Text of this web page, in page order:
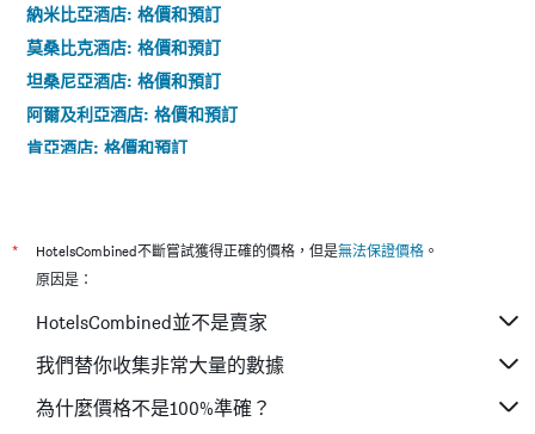
納米比亞酒店: 格價和預訂
莫桑比克酒店: 格價和預訂
坦桑尼亞酒店: 格價和預訂
阿爾及利亞酒店: 格價和預訂
肯亞酒店: 格價和預訂
萊索托酒店: 格價和預訂
馬達加斯加酒店: 格價和預訂
喀麥隆酒店: 格價和預訂
布隆迪酒店: 格價和預訂
柰吉利亞酒店: 格價和預訂
* HotelsCombined不斷嘗試獲得正確的價格，但是無法保證價格 。
原因是：
HotelsCombined並不是賣家
我們替你收集非常大量的數據
為什麼價格不是100%準確？